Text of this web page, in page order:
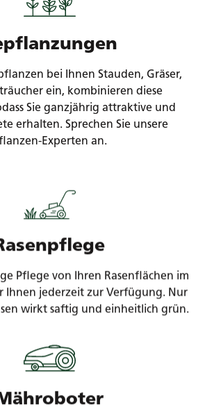
bei Ihnen Stauden, Gräser,
ein, kombinieren diese
Sie ganzjährig attraktive und
erhalten. Sprechen Sie unsere
Experten an.
Pflege von Ihren Rasenflächen im
Ihnen jederzeit zur Verfügung. Nur
wirkt saftig und einheitlich grün.
Mähroboter